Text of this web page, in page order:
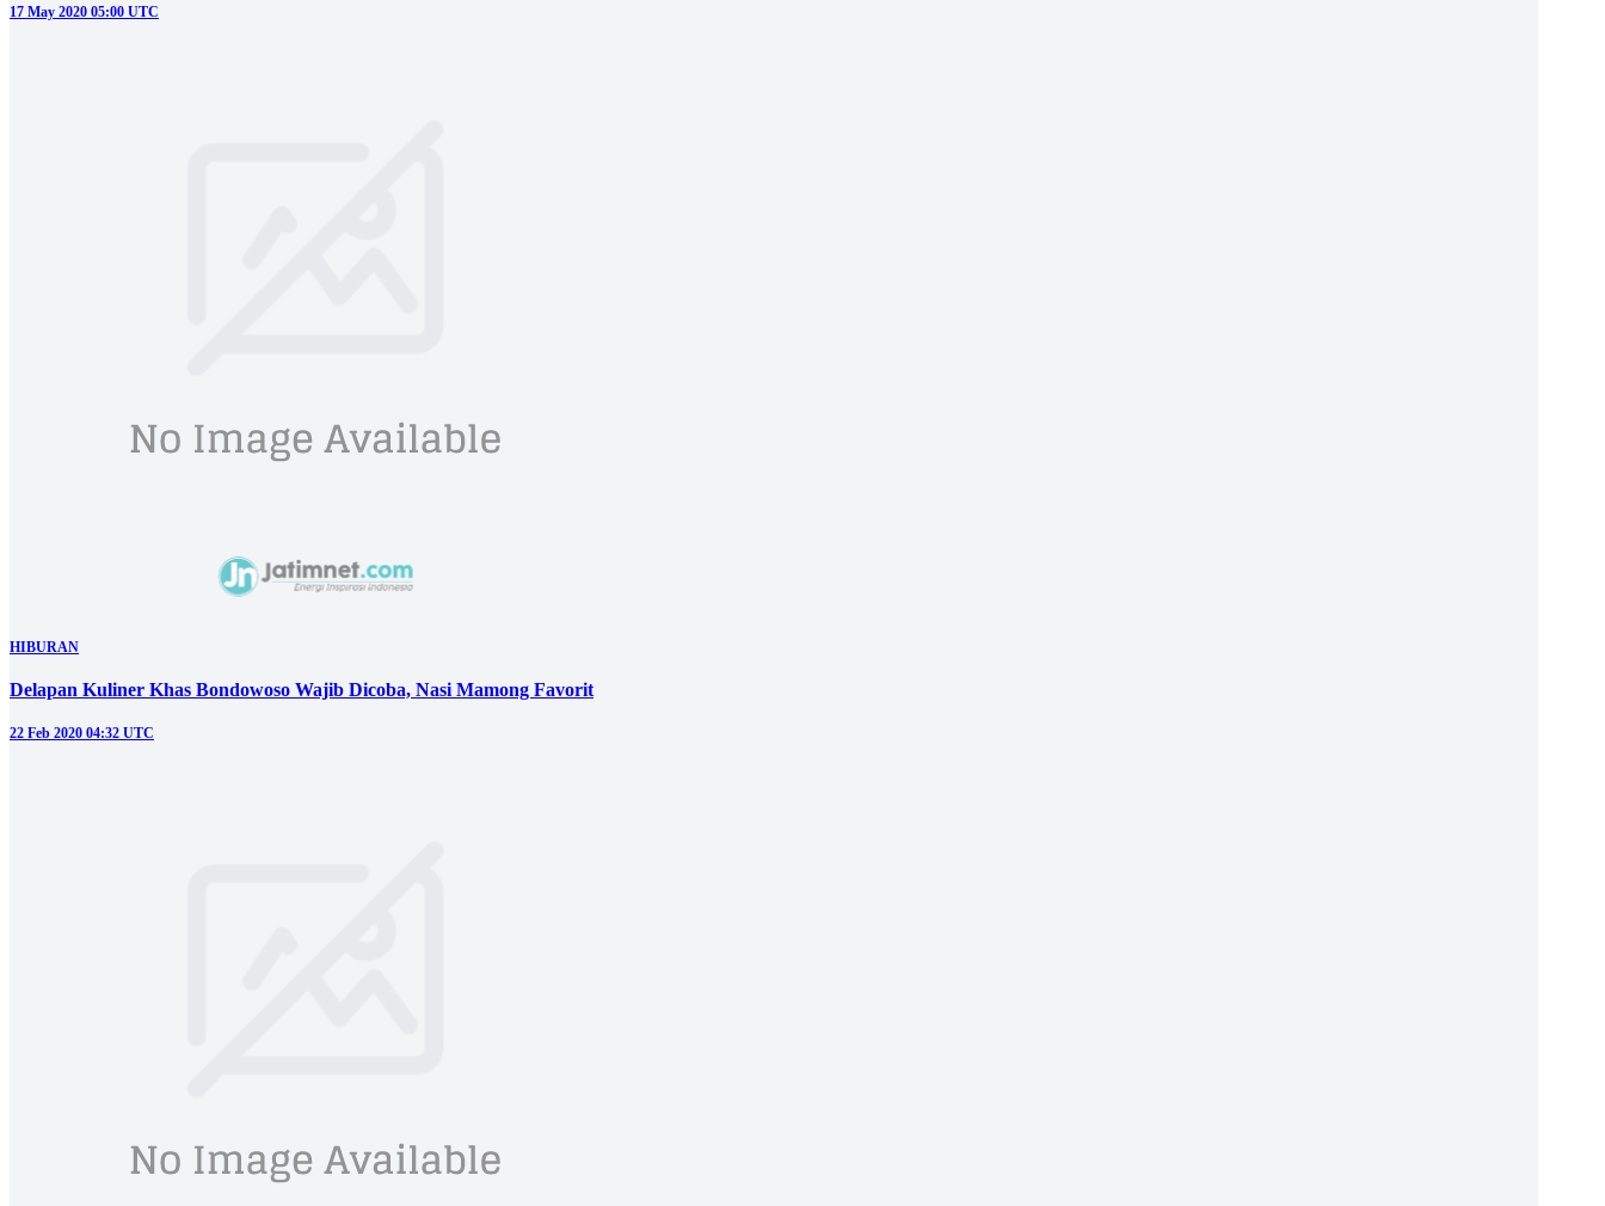
17 May 2020 05:00 UTC
HIBURAN
Delapan Kuliner Khas Bondowoso Wajib Dicoba, Nasi Mamong Favorit
22 Feb 2020 04:32 UTC